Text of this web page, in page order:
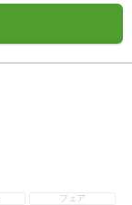
フェア